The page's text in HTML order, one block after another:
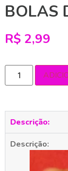
BOLAS
R$ 2,99
Descrição:
Descrição: